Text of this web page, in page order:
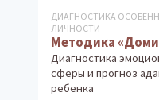
ДИАГНОСТИКА
ЛИЧНОСТИ
Методика
Диагностика
сферы и прогноз
ребенка